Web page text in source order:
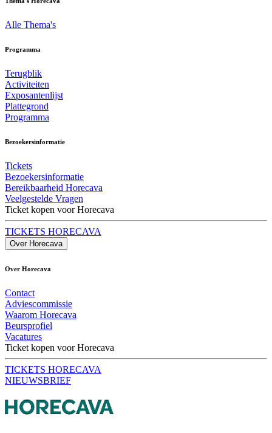
Alle Thema's
Programma
Terugblik
Activiteiten
Exposantenlijst
Plattegrond
Programma
Bezoekersinformatie
Tickets
Bezoekersinformatie
Bereikbaarheid Horecava
Veelgestelde Vragen
Ticket kopen voor Horecava
TICKETS HORECAVA
Over Horecava
Over Horecava
Contact
Adviescommissie
Waarom Horecava
Beursprofiel
Vacatures
Ticket kopen voor Horecava
TICKETS HORECAVA
NIEUWSBRIEF